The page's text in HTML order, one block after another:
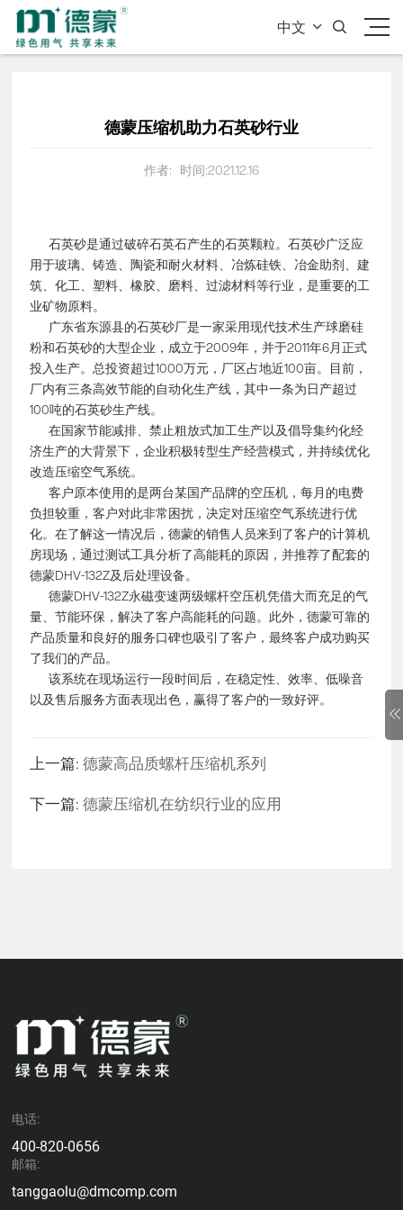
中文  
德蒙压缩机助力石英砂行业
作者: 时间:2021.12.16
石英砂是通过破碎石英石产生的石英颗粒。石英砂广泛应
用于玻璃、铸造、陶瓷和耐火材料、冶炼硅铁、冶金助剂、建
筑、化工、塑料、橡胶、磨料、过滤材料等行业，是重要的工
业矿物原料。
广东省东源县的石英砂厂是一家采用现代技术生产球磨硅
粉和石英砂的大型企业，成立于2009年，并于2011年6月正式
投入生产。总投资超过1000万元，厂区占地近100亩。目前，
厂内有三条高效节能的自动化生产线，其中一条为日产超过
100吨的石英砂生产线。
在国家节能减排、禁止粗放式加工生产以及倡导集约化经
济生产的大背景下，企业积极转型生产经营模式，并持续优化
改造压缩空气系统。
客户原本使用的是两台某国产品牌的空压机，每月的电费
负担较重，客户对此非常困扰，决定对压缩空气系统进行优
化。在了解这一情况后，德蒙的销售人员来到了客户的计算机
房现场，通过测试工具分析了高能耗的原因，并推荐了配套的
德蒙DHV-132Z及后处理设备。
德蒙DHV-132Z永磁变速两级螺杆空压机凭借大而充足的气
量、节能环保，解决了客户高能耗的问题。此外，德蒙可靠的
产品质量和良好的服务口碑也吸引了客户，最终客户成功购买
了我们的产品。
该系统在现场运行一段时间后，在稳定性、效率、低噪音
以及售后服务方面表现出色，赢得了客户的一致好评。
上一篇: 德蒙高品质螺杆压缩机系列
下一篇: 德蒙压缩机在纺织行业的应用
电话:
400-820-0656
邮箱:
tanggaolu@dmcomp.com